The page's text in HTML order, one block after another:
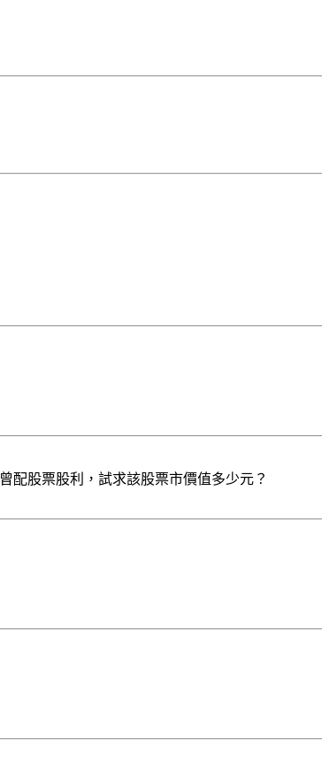
配股票股利，試求該股票市價值多少元？